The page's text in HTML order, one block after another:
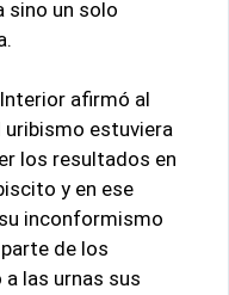
sino un solo
afirmó al
uribismo estuviera
los resultados en
y en ese
inconformismo
de los
las urnas sus